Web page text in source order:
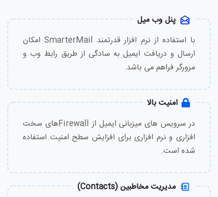
پنل وب میل
با استفاده از نرم افزار قدرتمند SmarterMail امکان
ارسال و دریافت ایمیل به سادگی از طریق رابط وب و
مرورگر فراهم می باشد.
امنیت بالا
در سرویس های میزبانی ایمیل از Firewallهای سخت
افزاری و نرم افزاری برای افزایش سطح امنیت استفاده
شده است.
مدیریت مخاطبین (Contacts)